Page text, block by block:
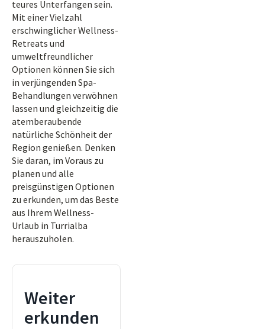
teures Unterfangen sein.
Mit einer Vielzahl
erschwinglicher Wellness-
Retreats und
umweltfreundlicher
Optionen können Sie sich
in verjüngenden Spa-
Behandlungen verwöhnen
lassen und gleichzeitig die
atemberaubende
natürliche Schönheit der
Region genießen. Denken
Sie daran, im Voraus zu
planen und alle
preisgünstigen Optionen
zu erkunden, um das Beste
aus Ihrem Wellness-
Urlaub in Turrialba
herauszuholen.
Weiter
erkunden